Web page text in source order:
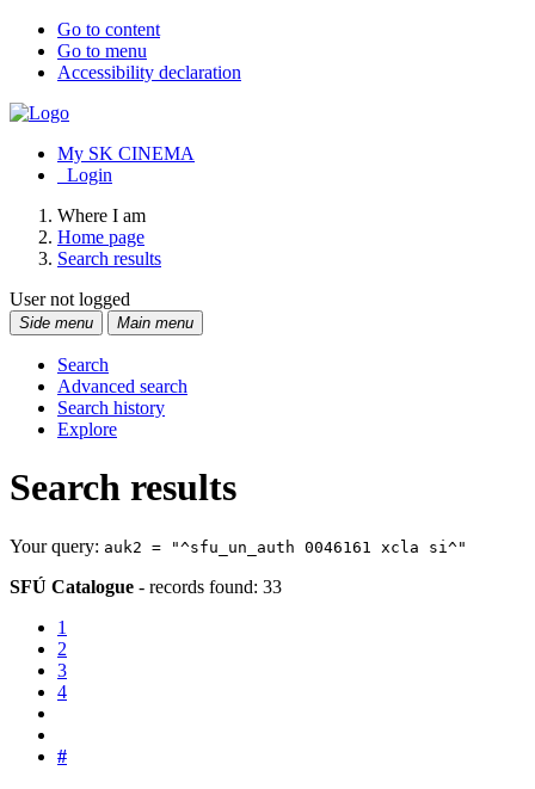
Go to content
Go to menu
Accessibility declaration
My SK CINEMA
Login
Where I am
Home page
Search results
User not logged
Side menu Main menu
Search
Advanced search
Search history
Explore
Search results
Your query: auk2 = "^sfu_un_auth 0046161 xcla si^"
SFÚ Catalogue - records found: 33
1
2
3
4
#